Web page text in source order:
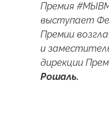
Премия
выступает
Премии
и
дирекции
Рошаль.